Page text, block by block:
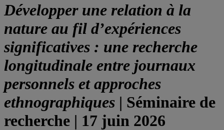
Développer une relation à la
nature au fil d’expériences
significatives : une recherche
longitudinale entre journaux
personnels et approches
ethnographiques | Séminaire de
recherche | 17 juin 2026